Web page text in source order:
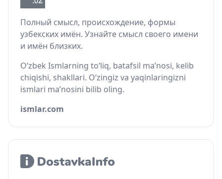
Полный смысл, происхождение, формы
узбекских имён. Узнайте смысл своего имени
и имён близких.
O‘zbek Ismlarning to‘liq, batafsil ma’nosi, kelib
chiqishi, shakllari. O‘zingiz va yaqinlaringizni
ismlari ma’nosini bilib oling.
ismlar.com